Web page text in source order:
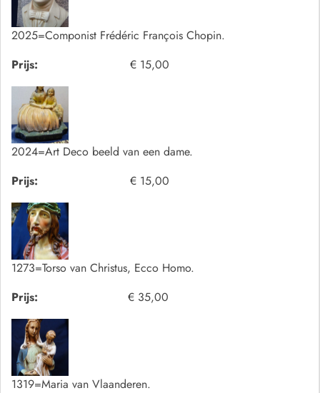
2025=Componist Frédéric François Chopin.
Prijs:
€ 15,00
2024=Art Deco beeld van een dame.
Prijs:
€ 15,00
1273=Torso van Christus, Ecco Homo.
Prijs:
€ 35,00
1319=Maria van Vlaanderen.